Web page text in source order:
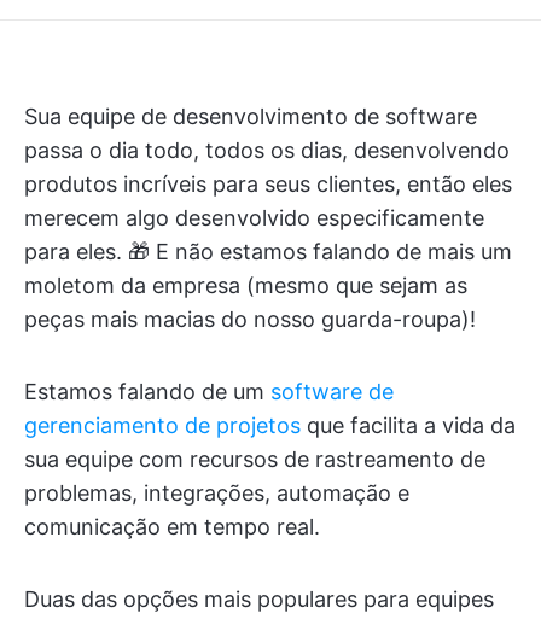
Sua equipe de desenvolvimento de software
passa o dia todo, todos os dias, desenvolvendo
produtos incríveis para seus clientes, então eles
merecem algo desenvolvido especificamente
para eles. 🎁 E não estamos falando de mais um
moletom da empresa (mesmo que sejam as
peças mais macias do nosso guarda-roupa)!
Estamos falando de um software de
gerenciamento de projetos que facilita a vida da
sua equipe com recursos de rastreamento de
problemas, integrações, automação e
comunicação em tempo real.
Duas das opções mais populares para equipes